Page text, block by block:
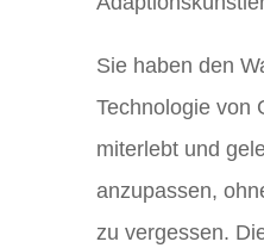
Sie haben den
Technologie von
miterlebt und
anzupassen,
zu vergessen.